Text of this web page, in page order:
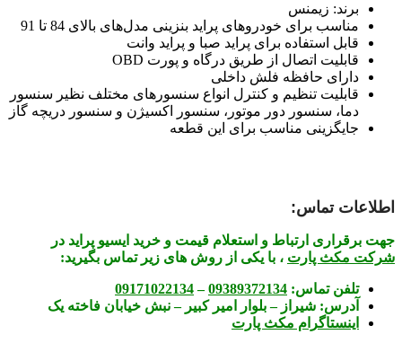
برند: زیمنس
مناسب برای خودروهای پراید بنزینی مدل‌های بالای 84 تا 91
قابل استفاده برای پراید صبا و پراید وانت
قابلیت اتصال از طریق درگاه و پورت OBD
دارای حافظه فلش داخلی
قابلیت تنظیم و کنترل انواع سنسورهای مختلف نظیر سنسور
دما، سنسور دور موتور، سنسور اکسیژن و سنسور دریچه گاز
جایگزینی مناسب برای این قطعه
اطلاعات تماس:
جهت برقراری ارتباط و استعلام قیمت و خرید ایسیو پراید در
شرکت مکث پارت ، با یکی از روش های زیر تماس بگیرید:
تلفن تماس: 09389372134
–
09171022134
آدرس: شیراز – بلوار امیر کبیر – نبش خیابان فاخته یک
اینستاگرام مکث پارت